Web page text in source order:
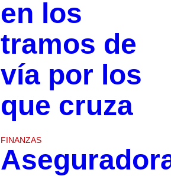
en los
tramos de
vía por los
que cruza
FINANZAS